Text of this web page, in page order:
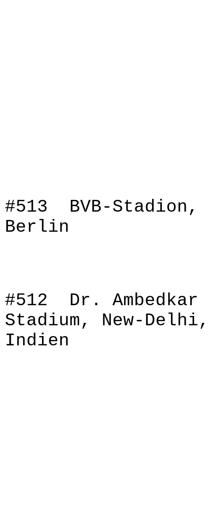
#513 BVB-Stadion,
Berlin
#512 Dr. Ambedkar
Stadium, New-Delhi,
Indien